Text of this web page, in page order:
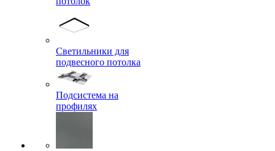
Светильники для
подвесного потолка
Подсистема на
профилях